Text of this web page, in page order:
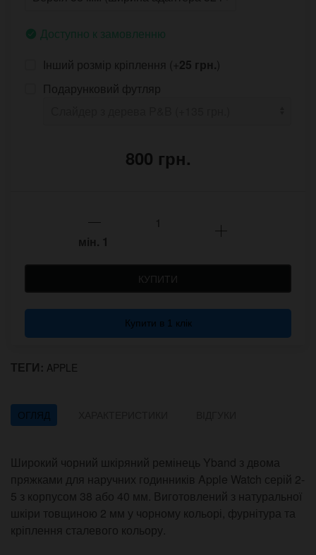
Доступно к замовленню
Інший розмір кріплення (+25 грн.)
Подарунковий футляр
800 грн.
мін. 1
КУПИТИ
Купити в 1 клік
ТЕГИ: APPLE
ОГЛЯД
Широкий чорний шкіряний ремінець Yband з двома
пряжками для наручних годинників Apple Watch серій 2-
5 з корпусом 38 або 40 мм. Виготовлений з натуральної
шкіри товщиною 2 мм у чорному кольорі, фурнітура та
кріплення сталевого кольору.